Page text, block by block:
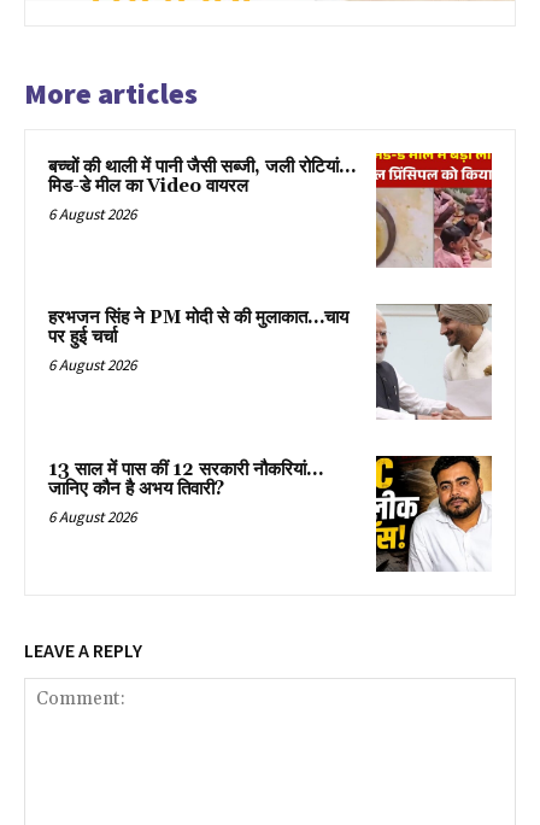
More articles
बच्चों की थाली में पानी जैसी सब्जी, जली रोटियां…
मिड-डे मील का Video वायरल
6 August 2026
हरभजन सिंह ने PM मोदी से की मुलाकात…चाय
पर हुई चर्चा
6 August 2026
13 साल में पास कीं 12 सरकारी नौकरियां…
जान‍िए कौन है अभय तिवारी?
6 August 2026
LEAVE A REPLY